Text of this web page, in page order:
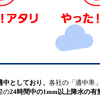
としており、 各社の「適中率
の24時間中の1mm以上降水の有